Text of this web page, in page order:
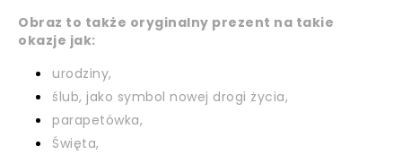
Obraz to także oryginalny prezent na takie
okazje jak:
urodziny,
ślub, jako symbol nowej drogi życia,
parapetówka,
Święta,